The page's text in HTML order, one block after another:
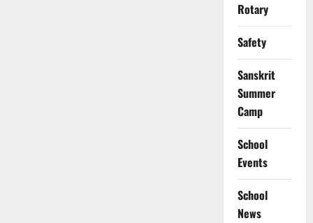
Rotary
Safety
Sanskrit
Summer
Camp
School
Events
School
News